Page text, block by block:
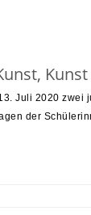
Juli 2020 zwei
der